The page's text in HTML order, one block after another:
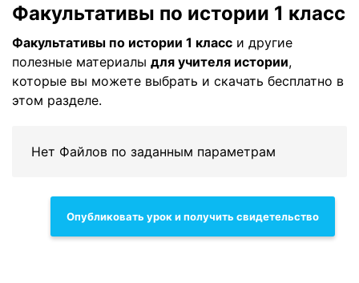
Факультативы по истории 1 класс
Факультативы по истории 1 класс и другие
полезные материалы для учителя истории,
которые вы можете выбрать и скачать бесплатно в
этом разделе.
Нет Файлов по заданным параметрам
Опубликовать урок и получить свидетельство